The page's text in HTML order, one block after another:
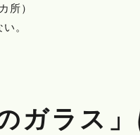
所）
。
のガラス